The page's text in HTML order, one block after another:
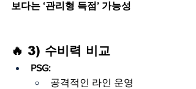
보다는 ‘관리형 득점’ 가능성
🔥 3) 수비력 비교
PSG:
공격적인 라인 운영